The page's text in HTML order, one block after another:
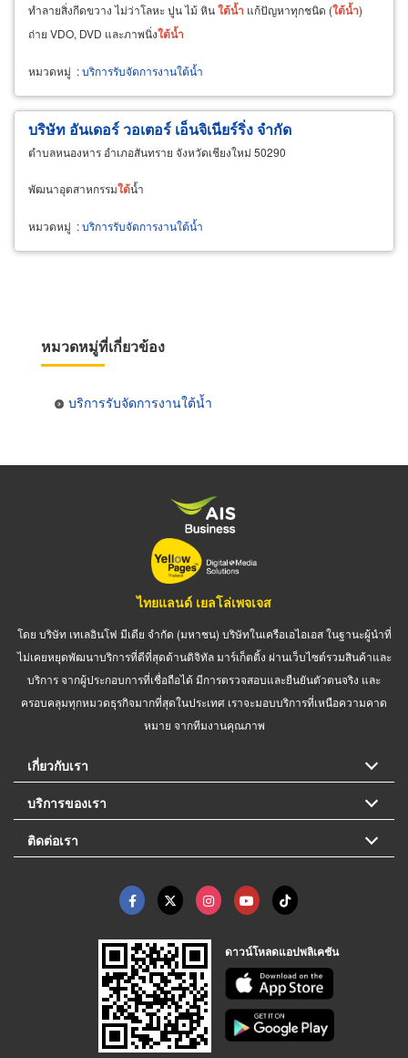
ทำลายสิ่งกีดขวาง ไม่ว่าโลหะ ปูน ไม้ หินใต้น้ำ แก้ปัญหาทุกชนิด (ใต้น้ำ)
ถ่าย VDO, DVD และภาพนิ่งใต้น้ำ
หมวดหมู่ :บริการรับจัดการงานใต้น้ำ
บริษัท อันเดอร์ วอเตอร์ เอ็นจิเนียร์ริ่ง จำกัด
ตำบลหนองหาร อำเภอสันทราย จังหวัดเชียงใหม่ 50290
พัฒนาอุตสาหกรรมใต้นํ้า
หมวดหมู่ :บริการรับจัดการงานใต้น้ำ
หมวดหมู่ที่เกี่ยวข้อง
บริการรับจัดการงานใต้น้ำ
ไทยแลนด์ เยลโล่เพจเจส
โดย บริษัท เทเลอินโฟ มีเดีย จำกัด (มหาชน) บริษัทในเครือเอไอเอส ในฐานะผู้นำที่
ไม่เคยหยุดพัฒนาบริการที่ดีที่สุดด้านดิจิทัล มาร์เก็ตติ้ง ผ่านเว็บไซต์รวมสินค้าและ
บริการ จากผู้ประกอบการที่เชื่อถือได้ มีการตรวจสอบและยืนยันตัวตนจริง และ
ครอบคลุมทุกหมวดธุรกิจมากที่สุดในประเทศ เราจะมอบบริการที่เหนือความคาด
หมาย จากทีมงานคุณภาพ
เกี่ยวกับเรา
บริการของเรา
ติดต่อเรา
ดาวน์โหลดแอปพลิเคชัน